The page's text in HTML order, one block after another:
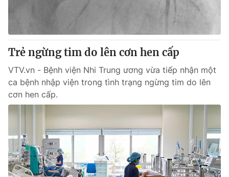
Thế giới đó đây
Câu chuyện quốc tế
Tài chính
Thị trường
Góc doanh nghiệp
Truyền hình
Phim VTV
Hậu trường
Nhân vật
Khán giả
Giải sao mai
Giải trí
Điện ảnh
Sao
Đời sống
Du lịch
Làm đẹp
Chất lượng cuộc sống
Giáo dục
Tuyển sinh
Công nghệ
Trẻ ngừng tim do lên cơn hen cấp
VTV.vn - Bệnh viện Nhi Trung ương vừa tiếp nhận một
ca bệnh nhập viện trong tình trạng ngừng tim do lên
cơn hen cấp.